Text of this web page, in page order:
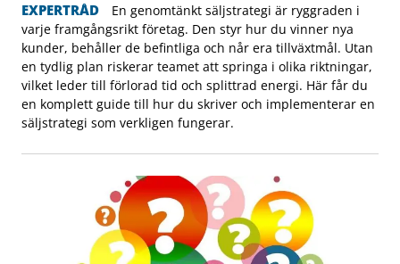
EXPERTRÅD
En genomtänkt säljstrategi är ryggraden i
varje framgångsrikt företag. Den styr hur du vinner nya
kunder, behåller de befintliga och når era tillväxtmål. Utan
en tydlig plan riskerar teamet att springa i olika riktningar,
vilket leder till förlorad tid och splittrad energi. Här får du
en komplett guide till hur du skriver och implementerar en
säljstrategi som verkligen fungerar.